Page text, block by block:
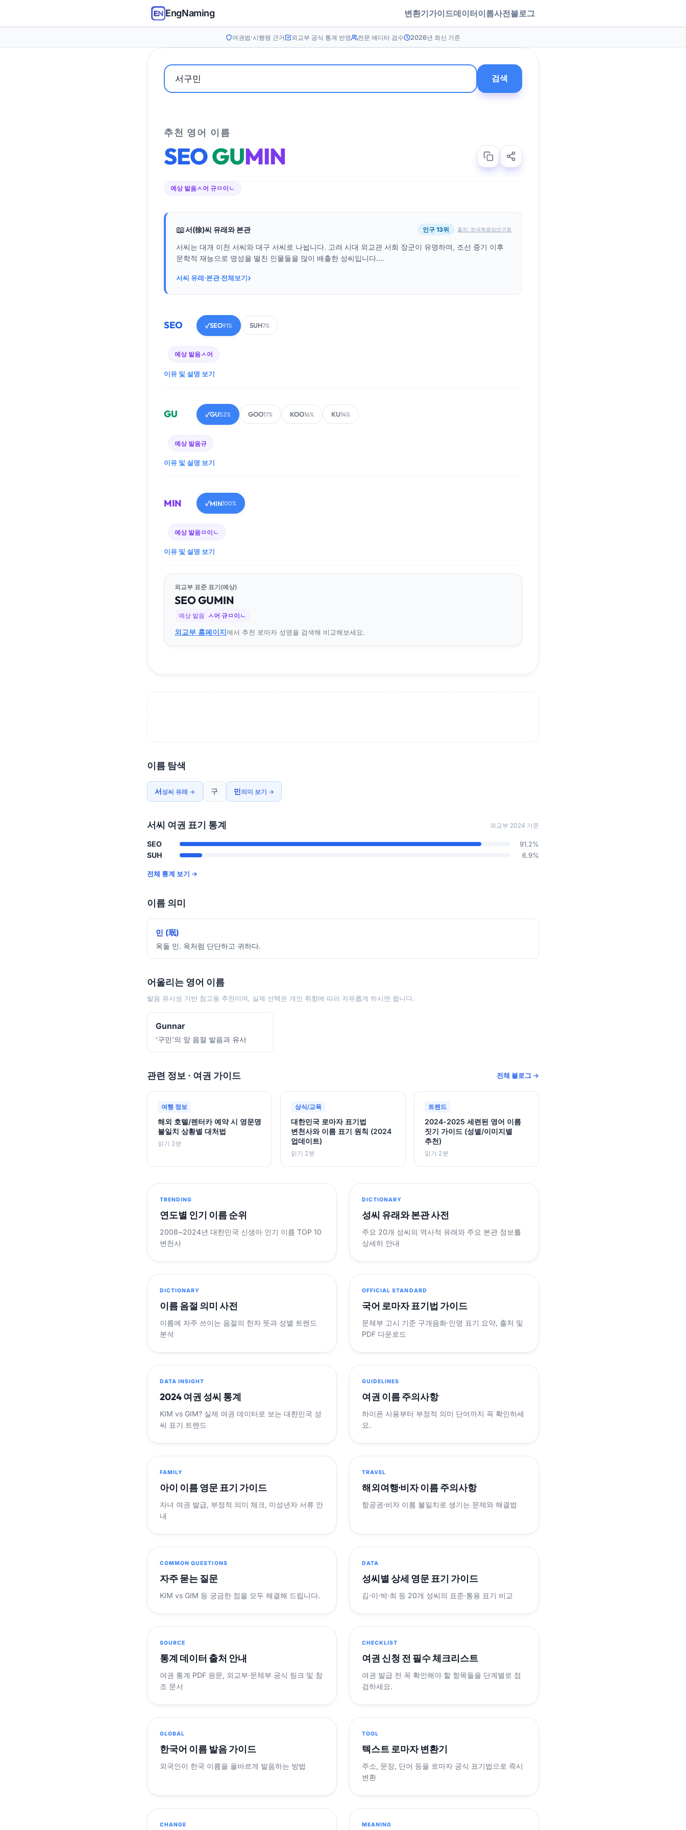
EngNaming 변환기가이드데이터이름사전블로그
여권법·시행령 근거 외교부 공식 통계 반영 전문 에디터 검수 2026년 최신 기준
검색
추천 영어 이름
SEOGUMIN
예상 발음ㅅ어 규ㅁ이ㄴ
📖서(徐)씨 유래와 본관 인구 13위 출처: 한국학중앙연구원
서씨는 대개 이천 서씨와 대구 서씨로 나뉩니다. 고려 시대 외교관 서희 장군이 유명하며, 조선 중기 이후
문학적 재능으로 명성을 떨친 인물들을 많이 배출한 성씨입니다....
서씨 유래·본관 전체보기›
SEO ✓SEO91% SUH7%
예상 발음ㅅ어
이유 및 설명 보기
GU ✓GU52% GOO17% KOO16% KU14%
예상 발음규
이유 및 설명 보기
MIN ✓MIN100%
예상 발음ㅁ이ㄴ
이유 및 설명 보기
외교부 표준 표기(예상)
SEOGUMIN
예상 발음 ㅅ어 규ㅁ이ㄴ
외교부 홈페이지에서 추천 로마자 성명을 검색해 비교해보세요.
이름 탐색
서성씨 유래 → 구 민의미 보기 →
서씨 여권 표기 통계 외교부 2024 기준
SEO 91.2%
SUH 6.9%
전체 통계 보기 →
이름 의미
민 (珉)
옥돌 민. 옥처럼 단단하고 귀하다.
어울리는 영어 이름
발음 유사성 기반 참고용 추천이며, 실제 선택은 개인 취향에 따라 자유롭게 하시면 됩니다.
Gunnar
'구민'의 앞 음절 발음과 유사
관련 정보 · 여권 가이드 전체 블로그 →
여행 정보
해외 호텔/렌터카 예약 시 영문명
불일치 상황별 대처법
읽기 2분
상식/교육
대한민국 로마자 표기법
변천사와 이름 표기 원칙 (2024
업데이트)
읽기 2분
트렌드
2024-2025 세련된 영어 이름
짓기 가이드 (성별/이미지별
추천)
읽기 2분
TRENDING
연도별 인기 이름 순위
2008~2024년 대한민국 신생아 인기 이름 TOP 10
변천사
DICTIONARY
성씨 유래와 본관 사전
주요 20개 성씨의 역사적 유래와 주요 본관 정보를
상세히 안내
DICTIONARY
이름 음절 의미 사전
이름에 자주 쓰이는 음절의 한자 뜻과 성별 트렌드
분석
OFFICIAL STANDARD
국어 로마자 표기법 가이드
문체부 고시 기준 구개음화·인명 표기 요약, 출처 및
PDF 다운로드
DATA INSIGHT
2024 여권 성씨 통계
KIM vs GIM? 실제 여권 데이터로 보는 대한민국 성
씨 표기 트렌드
GUIDELINES
여권 이름 주의사항
하이픈 사용부터 부정적 의미 단어까지 꼭 확인하세
요.
FAMILY
아이 이름 영문 표기 가이드
자녀 여권 발급, 부정적 의미 체크, 미성년자 서류 안
내
TRAVEL
해외여행·비자 이름 주의사항
항공권·비자 이름 불일치로 생기는 문제와 해결법
COMMON QUESTIONS
자주 묻는 질문
KIM vs GIM 등 궁금한 점을 모두 해결해 드립니다.
DATA
성씨별 상세 영문 표기 가이드
김·이·박·최 등 20개 성씨의 표준·통용 표기 비교
SOURCE
통계 데이터 출처 안내
여권 통계 PDF 원문, 외교부·문체부 공식 링크 및 참
조 문서
CHECKLIST
여권 신청 전 필수 체크리스트
여권 발급 전 꼭 확인해야 할 항목들을 단계별로 점
검하세요.
GLOBAL
한국어 이름 발음 가이드
외국인이 한국 이름을 올바르게 발음하는 방법
TOOL
텍스트 로마자 변환기
주소, 문장, 단어 등을 로마자 공식 표기법으로 즉시
변환
CHANGE MEANING